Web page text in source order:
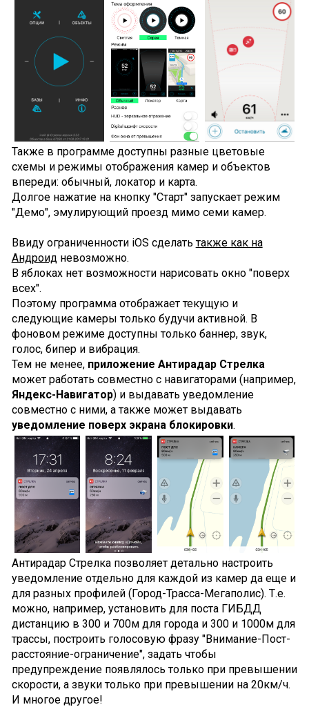
Также в программе доcтупны разные цветовые
схемы и режимы отображения камер и объектов
впереди: обычный, локатор и карта.
Долгое нажатие на кнопку "Старт" запускает режим
"Демо", эмулирующий проезд мимо семи камер.
Ввиду ограниченности iOS сделатьтакже как на
Андроид невозможно.
В яблоках нет возможности нарисовать окно "поверх
всех".
Поэтому программа отображает текущую и
следующие камеры только будучи активной. В
фоновом режиме доступны только баннер, звук,
голос, бипер и вибрация.
Тем не менее, приложение Антирадар Стрелка
может работать совместно с навигаторами (например,
Яндекс-Навигатор) и выдавать уведомление
совместно с ними, а также может выдавать
уведомление поверх экрана блокировки.
Антирадар Стрелка позволяет детально настроить
уведомление отдельно для каждой из камер да еще и
для разных профилей (Город-Трасса-Мегаполис). Т.е.
можно, например, установить для поста ГИБДД
дистанцию в 300 и 700м для города и 300 и 1000м для
трассы, построить голосовую фразу "Внимание-Пост-
расстояние-ограничение", задать чтобы
предупреждение появлялось только при превышении
скорости, а звуки только при превышении на 20км/ч.
И многое другое!